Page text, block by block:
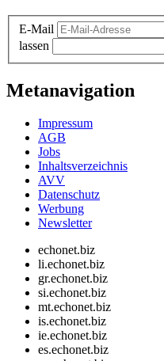
E-Mail
lassen
Metanavigation
Impressum
AGB
Jobs
Inhaltsverzeichnis
AVV
Datenschutz
Werbung
Newsletter
echonet.biz
li.echonet.biz
gr.echonet.biz
si.echonet.biz
mt.echonet.biz
is.echonet.biz
ie.echonet.biz
es.echonet.biz